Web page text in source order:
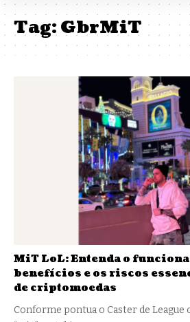
Tag:GbrMiT
MiT LoL: Entenda o
benefícios e os riscos
de criptomoedas
Conforme pontua o Caster de League